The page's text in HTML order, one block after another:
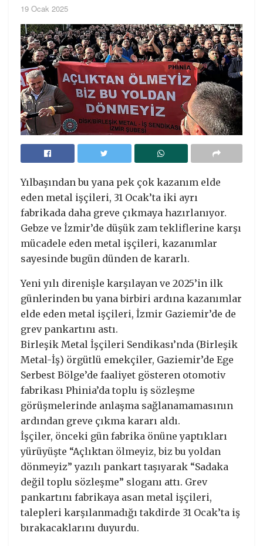
19 Ocak 2025
Yılbaşından bu yana pek çok kazanım elde
eden metal işçileri, 31 Ocak’ta iki ayrı
fabrikada daha greve çıkmaya hazırlanıyor.
Gebze ve İzmir’de düşük zam tekliflerine karşı
mücadele eden metal işçileri, kazanımlar
sayesinde bugün dünden de kararlı.
Yeni yılı direnişle karşılayan ve 2025’in ilk
günlerinden bu yana birbiri ardına kazanımlar
elde eden metal işçileri, İzmir Gaziemir’de de
grev pankartını astı.
Birleşik Metal İşçileri Sendikası’nda (Birleşik
Metal-İş) örgütlü emekçiler, Gaziemir’de Ege
Serbest Bölge’de faaliyet gösteren otomotiv
fabrikası Phinia’da toplu iş sözleşme
görüşmelerinde anlaşma sağlanamamasının
ardından greve çıkma kararı aldı.
İşçiler, önceki gün fabrika önüne yaptıkları
yürüyüşte “Açlıktan ölmeyiz, biz bu yoldan
dönmeyiz” yazılı pankart taşıyarak “Sadaka
değil toplu sözleşme” sloganı attı. Grev
pankartını fabrikaya asan metal işçileri,
talepleri karşılanmadığı takdirde 31 Ocak’ta iş
bırakacaklarını duyurdu.